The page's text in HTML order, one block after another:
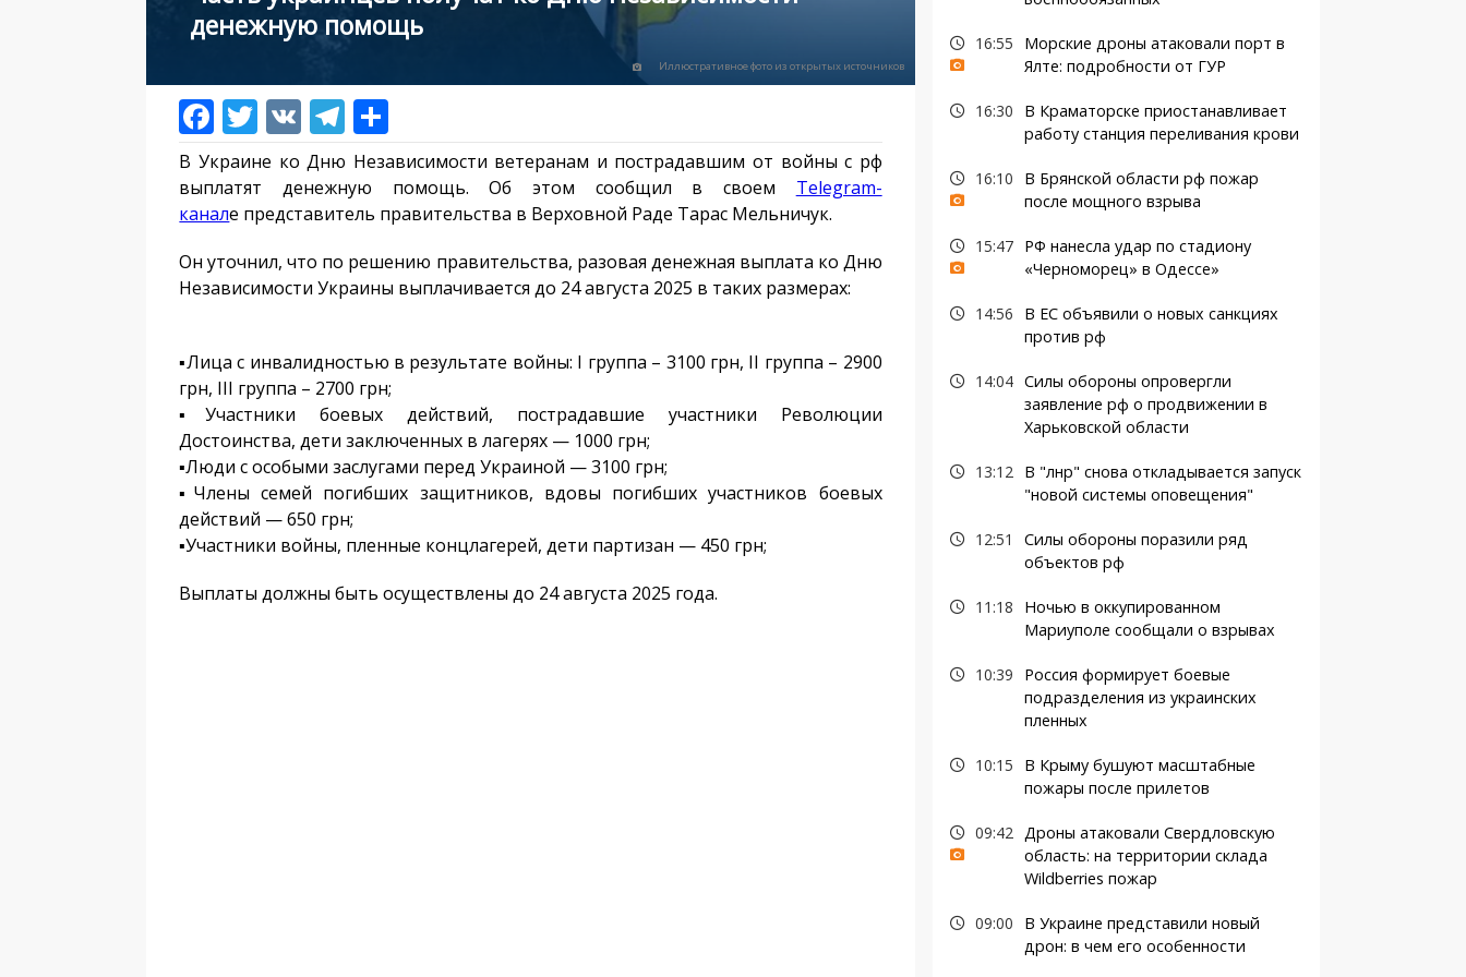
денежную помощь
Иллюстративное фото из открытых источников
В Украине ко Дню Независимости ветеранам и пострадавшим от войны с рф
выплатят денежную помощь. Об этом сообщил в своем Telegram-
канале представитель правительства в Верховной Раде Тарас Мельничук.
Он уточнил, что по решению правительства, разовая денежная выплата ко Дню
Независимости Украины выплачивается до 24 августа 2025 в таких размерах:
▪️Лица с инвалидностью в результате войны: I группа – 3100 грн, ІІ группа – 2900
грн, ІІІ группа – 2700 грн;
▪️Участники боевых действий, пострадавшие участники Революции
Достоинства, дети заключенных в лагерях — 1000 грн;
▪️Люди с особыми заслугами перед Украиной — 3100 грн;
▪️Члены семей погибших защитников, вдовы погибших участников боевых
действий — 650 грн;
▪️Участники войны, пленные концлагерей, дети партизан — 450 грн;
Выплаты должны быть осуществлены до 24 августа 2025 года.
16:55
Морские дроны атаковали порт в
Ялте: подробности от ГУР
16:30
В Краматорске приостанавливает
работу станция переливания крови
16:10
В Брянской области рф пожар
после мощного взрыва
15:47
РФ нанесла удар по стадиону
«Черноморец» в Одессе»
14:56
В ЕС объявили о новых санкциях
против рф
14:04 Силы обороны опровергли
заявление рф о продвижении в
Харьковской области
13:12
В "лнр" снова откладывается запуск
"новой системы оповещения"
12:51
Силы обороны поразили ряд
объектов рф
11:18
Ночью в оккупированном
Мариуполе сообщали о взрывах
10:39
Россия формирует боевые
подразделения из украинских
пленных
10:15
В Крыму бушуют масштабные
пожары после прилетов
09:42 Дроны атаковали Свердловскую
область: на территории склада
Wildberries пожар
09:00
В Украине представили новый
дрон: в чем его особенности